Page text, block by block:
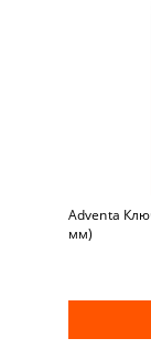
Adventa
мм)